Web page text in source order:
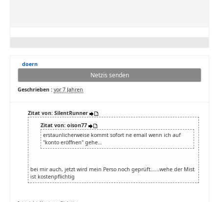
doern
Netzis senden
Geschrieben : vor 7 Jahren
Zitat von: SilentRunner
Zitat von: oison77
erstaunlicherweise kommt sofort ne email wenn ich auf
"konto eröffnen" gehe...
bei mir auch, jetzt wird mein Perso noch geprüft......wehe der Mist
ist kostenpflichtig